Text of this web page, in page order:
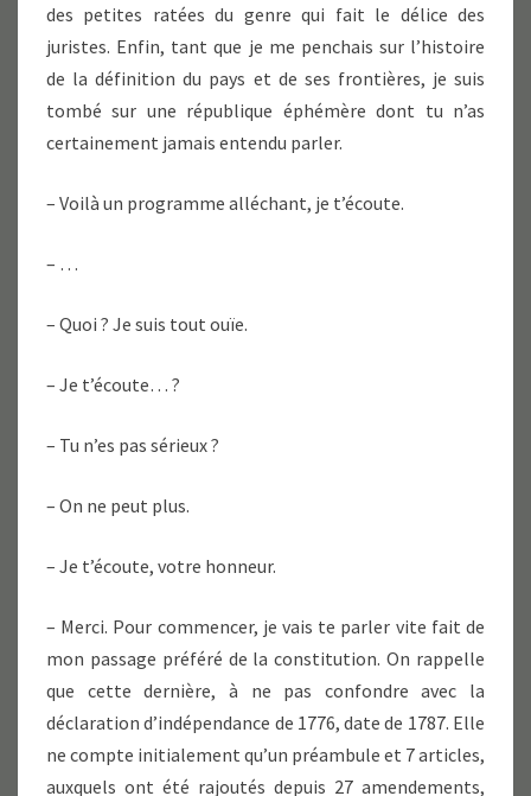
des petites ratées du genre qui fait le délice des
juristes. Enfin, tant que je me penchais sur l’histoire
de la définition du pays et de ses frontières, je suis
tombé sur une république éphémère dont tu n’as
certainement jamais entendu parler.
– Voilà un programme alléchant, je t’écoute.
– …
– Quoi ? Je suis tout ouïe.
– Je t’écoute… ?
– Tu n’es pas sérieux ?
– On ne peut plus.
– Je t’écoute, votre honneur.
– Merci. Pour commencer, je vais te parler vite fait de
mon passage préféré de la constitution. On rappelle
que cette dernière, à ne pas confondre avec la
déclaration d’indépendance de 1776, date de 1787. Elle
ne compte initialement qu’un préambule et 7 articles,
auxquels ont été rajoutés depuis 27 amendements,